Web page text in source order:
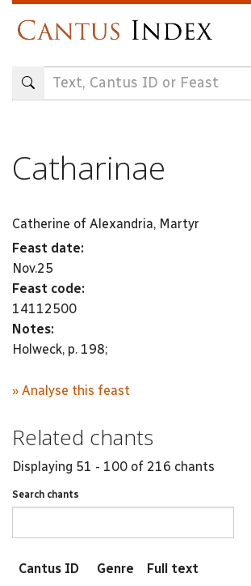
content
Catharinae
Catherine of Alexandria, Martyr
Feast date:
Nov.25
Feast code:
14112500
Notes:
Holweck, p. 198;
» Analyse this feast
Related chants
Displaying 51 - 100 of 216 chants
Search chants
Cantus ID Genre Full text